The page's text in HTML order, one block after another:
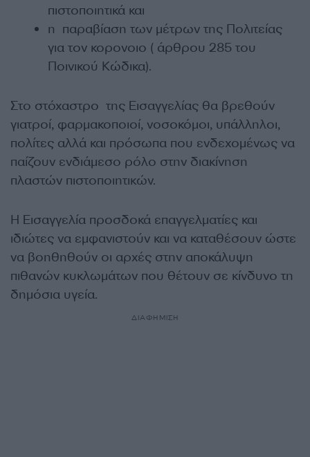
πιστοποιητικά και
η παραβίαση των μέτρων της Πολιτείας
για τον κορονοιο ( άρθρου 285 του
Ποινικού Κώδικα).
Στο στόχαστρο της Εισαγγελίας θα βρεθούν
γιατροί, φαρμακοποιοί, νοσοκόμοι, υπάλληλοι,
πολίτες αλλά και πρόσωπα που ενδεχομένως να
παίζουν ενδιάμεσο ρόλο στην διακίνηση
πλαστών πιστοποιητικών.
Η Εισαγγελία προσδοκά επαγγελματίες και
ιδιώτες να εμφανιστούν και να καταθέσουν ώστε
να βοηθηθούν οι αρχές στην αποκάλυψη
πιθανών κυκλωμάτων που θέτουν σε κίνδυνο τη
δημόσια υγεία.
ΔΙΑΦΗΜΙΣΗ